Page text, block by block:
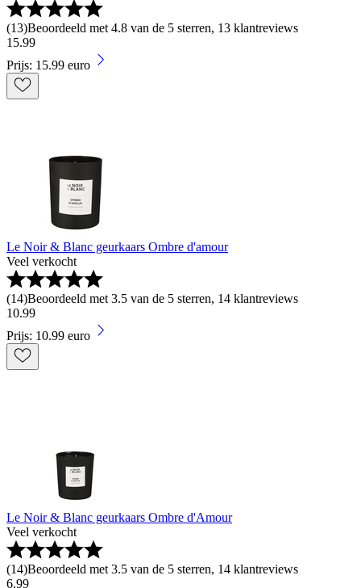
(13)Beoordeeld met 4.8 van de 5 sterren, 13 klantreviews
15.99
Prijs: 15.99 euro
Le Noir & Blanc geurkaars Ombre d'amour
Veel verkocht
(14)Beoordeeld met 3.5 van de 5 sterren, 14 klantreviews
10.99
Prijs: 10.99 euro
Le Noir & Blanc geurkaars Ombre d'Amour
Veel verkocht
(14)Beoordeeld met 3.5 van de 5 sterren, 14 klantreviews
6.99